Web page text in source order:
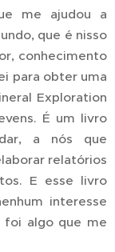
me ajudou a
que é nisso
conhecimento
para obter uma
Exploration
É um livro
a nós que
relatórios
E esse livro
interesse
foi algo que me